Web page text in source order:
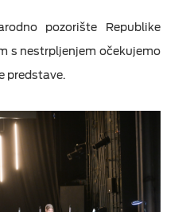
pozorište Republike
s nestrpljenjem očekujemo
predstave.